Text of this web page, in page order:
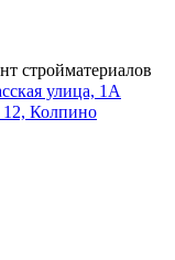
стройматериалов
улица, 1А
12, Колпино